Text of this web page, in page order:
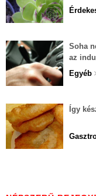
Soha
az
Egyéb
Így